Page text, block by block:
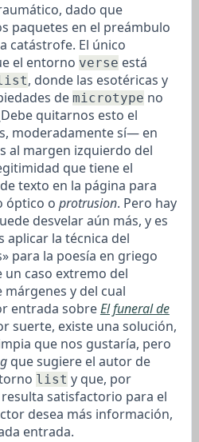
dado que
paquetes en el preámbulo
catástrofe. El único
el entorno verse está
, donde las esotéricas y
de microtype no
quitarnos esto el
moderadamente sí— en
al margen izquierdo del
que tiene el
texto en la página para
óptico o protrusion. Pero hay
desvelar aún más, y es
aplicar la técnica del
para la poesía en griego
caso extremo del
y del cual
entrada sobreEl funeral de
suerte, existe una solución,
que nos gustaría, pero
que sugiere el autor de
list y que, por
satisfactorio para el
desea más información,
entrada.